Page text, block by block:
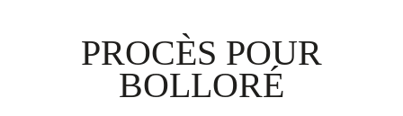
PROCÈS POUR
BOLLORÉ